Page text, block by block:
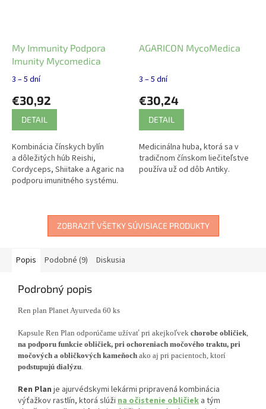
My Immunity Podpora
Imunity Mycomedica
3 – 5 dní
€30,92
DETAIL
Kombinácia čínskych bylín
a dôležitých húb Reishi,
Cordyceps, Shiitake a Agaric na
podporu imunitného systému.
AGARICON MycoMedica
3 – 5 dní
€30,24
DETAIL
Medicinálna huba, ktorá sa v
tradičnom čínskom liečiteľstve
používa už od dôb Antiky.
ZOBRAZIŤ VŠETKY SÚVISIACE PRODUKTY
Popis Podobné (9) Diskusia
Podrobný popis
Ren plan Planet Ayurveda 60 ks
Kapsule Ren Plan odporúčame užívať pri akejkoľvek chorobe obličiek
na podporu funkcie obličiek, pri ochoreniach močového traktu, pri
močových a obličkových kameňoch ako aj pri pacientoch, ktorí
podstupujú dialýzu
Ren Plan je ajurvédskymi lekármi pripravená kombinácia
výťažkov rastlín, ktorá slúži na očistenie obličiek a tým